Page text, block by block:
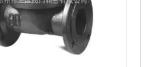
闸阀 刀闸阀系列
石油化工阀门